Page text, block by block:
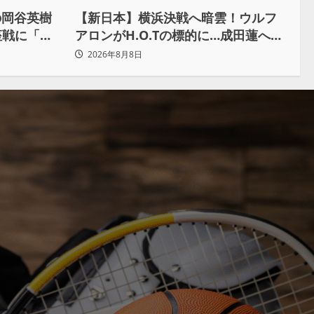
谷英樹
に「僕
【新日本】横浜決戦へ暗雲！ウルフ
アロンがH.O.Tの標的に…成田蓮へ
「シュウマイにしてやる」と怒り爆
2026年8月8日